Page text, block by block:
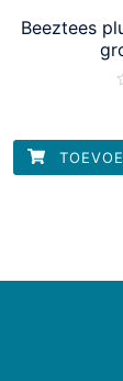
Beeztees
5